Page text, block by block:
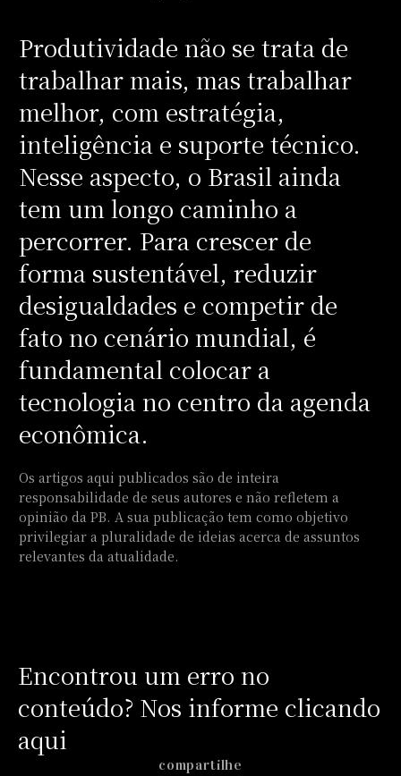
Produtividade não se trata de
trabalhar mais, mas trabalhar
melhor, com estratégia,
inteligência e suporte técnico.
Nesse aspecto, o Brasil ainda
tem um longo caminho a
percorrer. Para crescer de
forma sustentável, reduzir
desigualdades e competir de
fato no cenário mundial, é
fundamental colocar a
tecnologia no centro da agenda
econômica.
Os artigos aqui publicados são de inteira
responsabilidade de seus autores e não refletem a
opinião da PB. A sua publicação tem como objetivo
privilegiar a pluralidade de ideias acerca de assuntos
relevantes da atualidade.
Encontrou um erro no
conteúdo? Nos informe clicando
aqui
compartilhe